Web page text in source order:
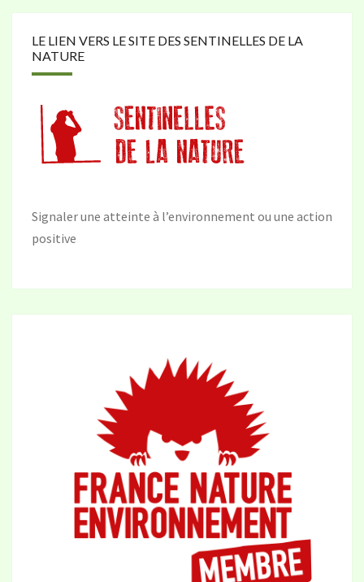
LE LIEN VERS LE SITE DES SENTINELLES DE LA
NATURE
Signaler une atteinte à l’environnement ou une action
positive